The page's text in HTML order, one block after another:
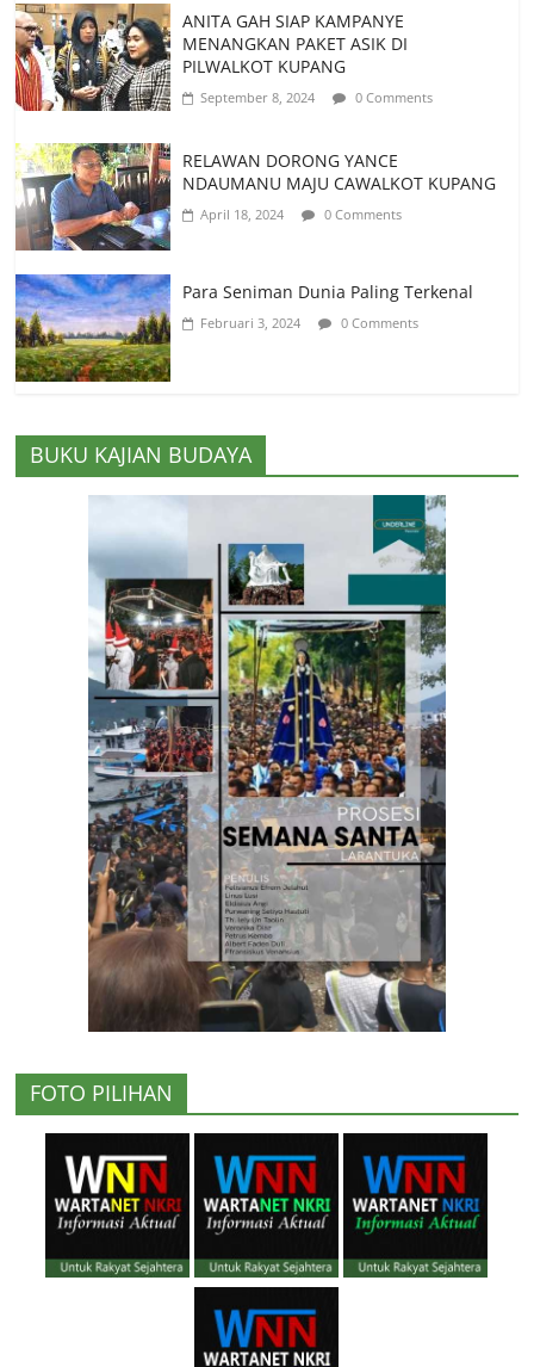
ANITA GAH SIAP KAMPANYE
MENANGKAN PAKET ASIK DI
PILWALKOT KUPANG
September 8, 2024 0 Comments
RELAWAN DORONG YANCE
NDAUMANU MAJU CAWALKOT KUPANG
April 18, 2024 0 Comments
Para Seniman Dunia Paling Terkenal
Februari 3, 2024 0 Comments
BUKU KAJIAN BUDAYA
FOTO PILIHAN